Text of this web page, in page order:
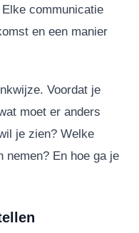
communicatie
en een manier
Voordat je
moet er anders
je zien? Welke
nemen? En hoe ga je